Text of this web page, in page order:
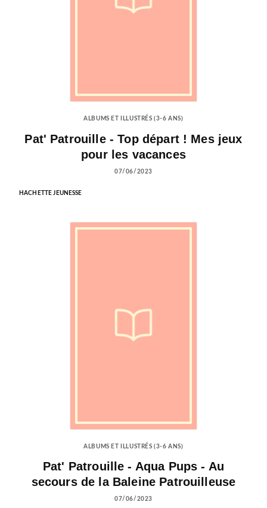
ALBUMS ET ILLUSTRÉS (3-6 ANS)
Pat' Patrouille - Top départ ! Mes jeux
pour les vacances
07/06/2023
HACHETTE JEUNESSE
ALBUMS ET ILLUSTRÉS (3-6 ANS)
Pat' Patrouille - Aqua Pups - Au
secours de la Baleine Patrouilleuse
07/06/2023